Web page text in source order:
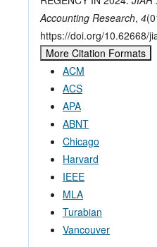
Accounting Research, 4
https://doi.org/10.62668/
More Citation Formats
ACM
ACS
APA
ABNT
Chicago
Harvard
IEEE
MLA
Turabian
Vancouver